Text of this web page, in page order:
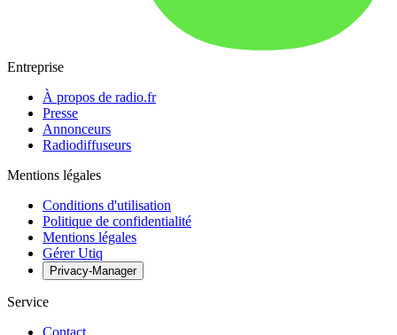
Entreprise
À propos de radio.fr
Presse
Annonceurs
Radiodiffuseurs
Mentions légales
Conditions d'utilisation
Politique de confidentialité
Mentions légales
Gérer Utiq
Privacy-Manager
Service
Contact